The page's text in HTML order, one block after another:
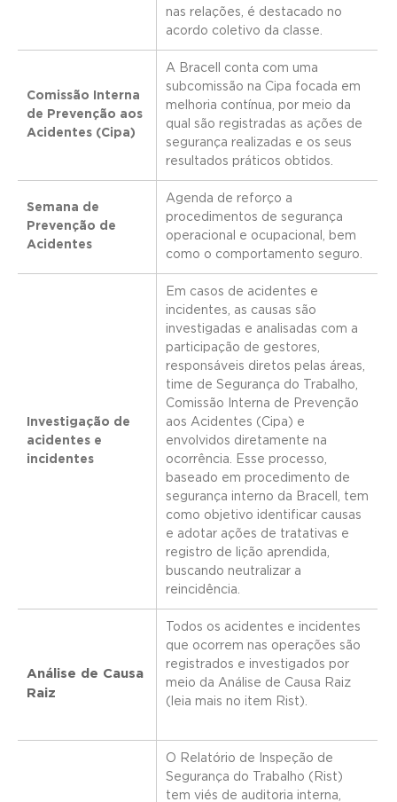
nas relações, é destacado no
acordo coletivo da classe.
Comissão Interna
de Prevenção aos
Acidentes (Cipa)
A Bracell conta com uma
subcomissão na Cipa focada em
melhoria contínua, por meio da
qual são registradas as ações de
segurança realizadas e os seus
resultados práticos obtidos.
Semana de
Prevenção de
Acidentes
Agenda de reforço a
procedimentos de segurança
operacional e ocupacional, bem
como o comportamento seguro.
Investigação de
acidentes e
incidentes
Em casos de acidentes e
incidentes, as causas são
investigadas e analisadas com a
participação de gestores,
responsáveis diretos pelas áreas,
time de Segurança do Trabalho,
Comissão Interna de Prevenção
aos Acidentes (Cipa) e
envolvidos diretamente na
ocorrência. Esse processo,
baseado em procedimento de
segurança interno da Bracell, tem
como objetivo identificar causas
e adotar ações de tratativas e
registro de lição aprendida,
buscando neutralizar a
reincidência.
Análise de Causa
Raiz
Todos os acidentes e incidentes
que ocorrem nas operações são
registrados e investigados por
meio da Análise de Causa Raiz
(leia mais no item Rist).
O Relatório de Inspeção de
Segurança do Trabalho (Rist)
tem viés de auditoria interna,